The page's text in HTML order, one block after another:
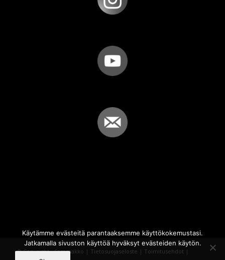
© Copyright - Sammakko | Tietosuojaseloste | Toimitusehdot |
Käytämme evästeitä parantaaksemme käyttökokemustasi.
Jatkamalla sivuston käyttöä hyväksyt evästeiden käytön.